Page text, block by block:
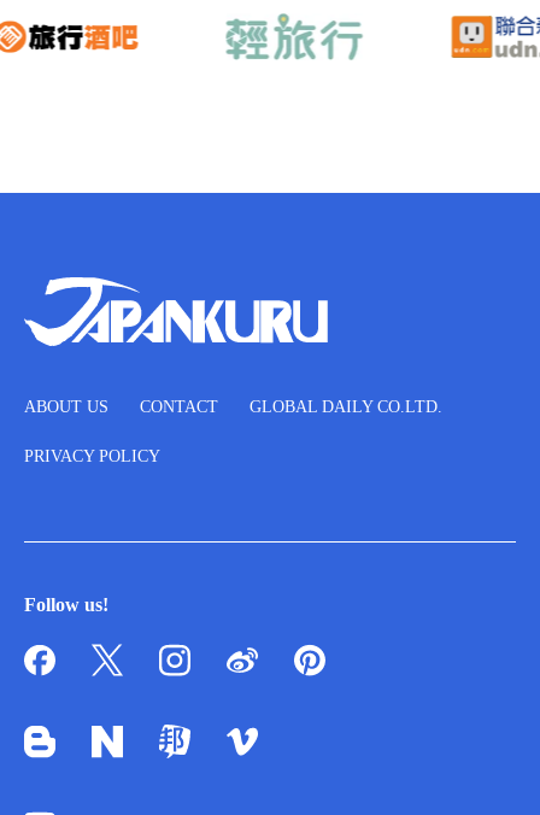
ABOUT US CONTACT GLOBAL DAILY CO.LTD.
PRIVACY POLICY
Follow us!